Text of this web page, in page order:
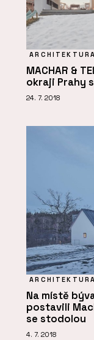
ARCHITEKTURA
MACHAR &
okraji Prahy
24. 7. 2018
ARCHITEKTURA
Na místě
postavili
se stodolou
4. 7. 2018